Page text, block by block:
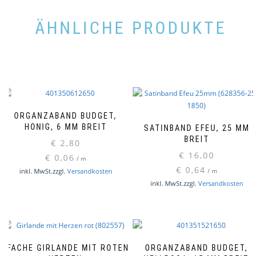
ÄHNLICHE PRODUKTE
ORGANZABAND BUDGET,
HONIG, 6 MM BREIT
€ 2,80
€ 0,06 / m
inkl. MwSt.zzgl. Versandkosten
SATINBAND EFEU, 25 MM
BREIT
€ 16,00
€ 0,64 / m
inkl. MwSt.zzgl. Versandkosten
3FACHE GIRLANDE MIT ROTEN
ORGANZABAND BUDGET,